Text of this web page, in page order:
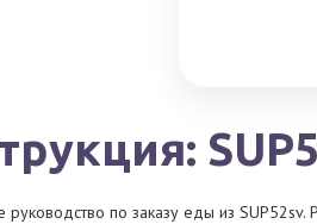
по заказу еды из